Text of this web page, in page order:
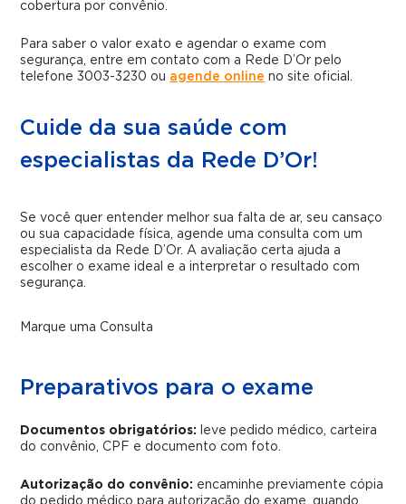
cobertura por convênio.
Para saber o valor exato e agendar o exame com
segurança, entre em contato com a Rede D’Or pelo
telefone 3003-3230 ou agende online no site oficial.
Cuide da sua saúde com
especialistas da Rede D’Or!
Se você quer entender melhor sua falta de ar, seu cansaço
ou sua capacidade física, agende uma consulta com um
especialista da Rede D’Or. A avaliação certa ajuda a
escolher o exame ideal e a interpretar o resultado com
segurança.
Marque uma Consulta
Preparativos para o exame
Documentos obrigatórios:
leve pedido médico, carteira
do convênio, CPF e documento com foto.
Autorização do convênio: encaminhe previamente cópia